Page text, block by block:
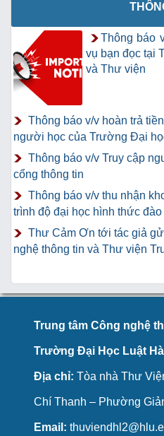
Thông báo
vụ bạn đọc tại
và Thư viện
Thông báo v/v hoàn trả
người học của Trường Đại
Thông báo v/v Truy cập
cổng thông tin
Thông báo v/v thu nhận
trình độ đại học hình thức
Thư Cảm Ơn tới tác giả
nghệ thông tin và Thư viện
Trung tâm Công nghệ
Trường Đại Học Luật
Địa chỉ: Tòa nhà Thư
Chí Thanh – Phường
Email: